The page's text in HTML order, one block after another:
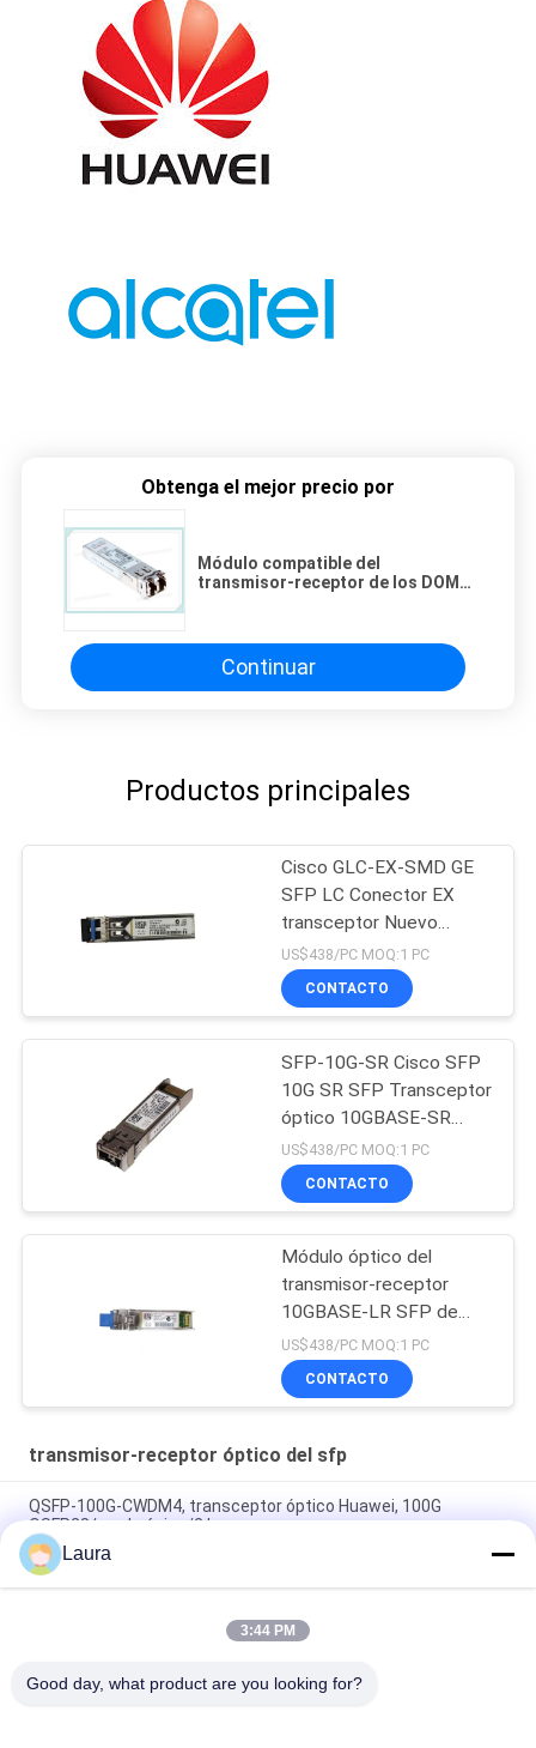
Obtenga el mejor precio por
Módulo compatible del
transmisor-receptor de los DOM
Continuar
Productos principales
Cisco GLC-EX-SMD GE
SFP LC Conector EX
transceptor Nuevo
Original
US$438/PC MOQ:1 PC
CONTACTO
SFP-10G-SR Cisco SFP
10G SR SFP Transceptor
óptico 10GBASE-SR
Módulo SFP
US$438/PC MOQ:1 PC
CONTACTO
Módulo óptico del
transmisor-receptor
10GBASE-LR SFP de
SFP 10G LR SFP
US$438/PC MOQ:1 PC
CONTACTO
transmisor-receptor óptico del sfp
QSFP-100G-CWDM4, transceptor óptico Huawei, 100G
QSFP28/modo único/2 km
módulo transmisor-receptor óptico 1.6T OSFP DR8 1310nm
SMF
Módulo transceptor óptico SMF 800G OSFP DR4 500m,
Laura
3:44 PM
Good day, what product are you looking for?